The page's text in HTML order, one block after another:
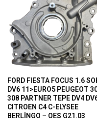
FORD FIESTA FOCUS 1.6
DV6 11>EURO5 PEUGEOT
308 PARTNER TEPE DV4
CITROEN C4 C-ELYSEE
BERLİNGO – OES G21.03